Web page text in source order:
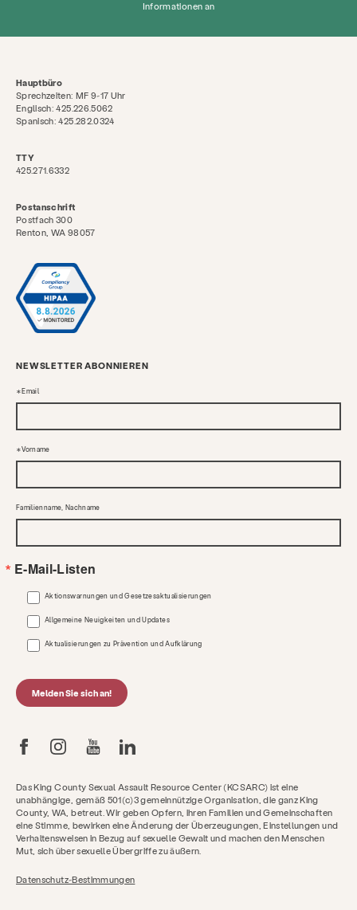
Informationen an
Hauptbüro
Sprechzeiten: MF 9-17 Uhr
Englisch: 425.226.5062
Spanisch: 425.282.0324
TTY
425.271.6332
Postanschrift
Postfach 300
Renton, WA 98057
Das King County Sexual Assault Resource Center (KCSARC) ist eine
unabhängige, gemäß 501(c)3 gemeinnützige Organisation, die ganz King
County, WA, betreut. Wir geben Opfern, ihren Familien und Gemeinschaften
eine Stimme, bewirken eine Änderung der Überzeugungen, Einstellungen und
Verhaltensweisen in Bezug auf sexuelle Gewalt und machen den Menschen
Mut, sich über sexuelle Übergriffe zu äußern.
Datenschutz-Bestimmungen
NEWSLETTER ABONNIEREN
Email
Vorname
Familienname, Nachname
E-Mail-Listen
Aktionswarnungen und Gesetzesaktualisierungen
Allgemeine Neuigkeiten und Updates
Aktualisierungen zu Prävention und Aufklärung
Melden Sie sich an!